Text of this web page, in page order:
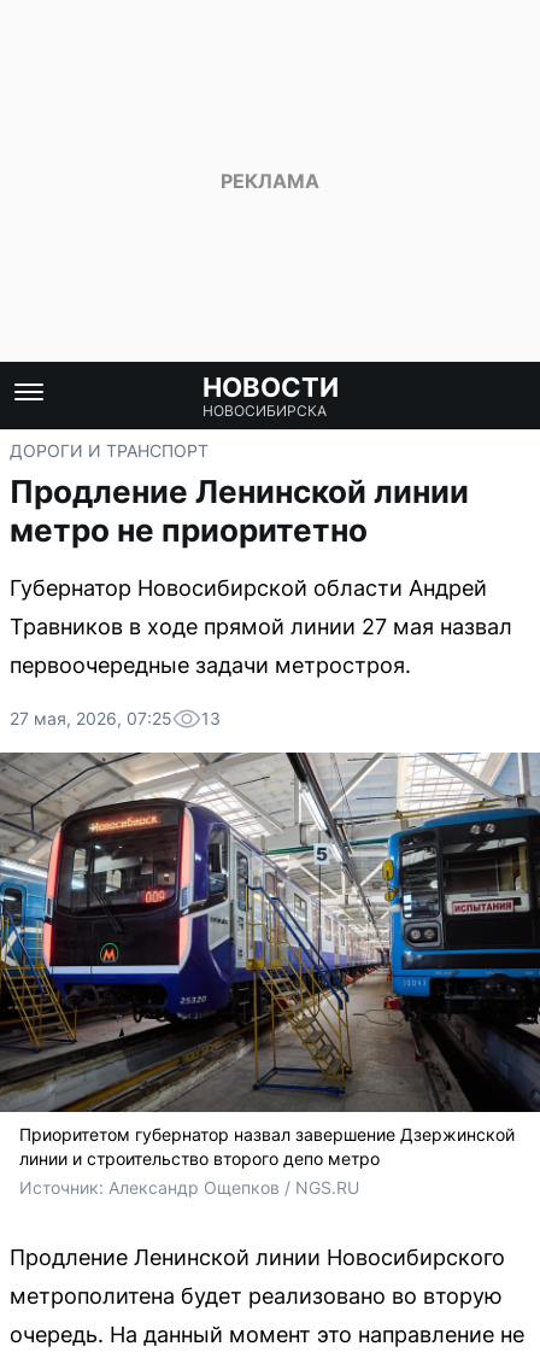
НОВОСТИ
НОВОСИБИРСКА
ДОРОГИ И ТРАНСПОРТ
Продление Ленинской линии
метро не приоритетно
Губернатор Новосибирской области Андрей
Травников в ходе прямой линии 27 мая назвал
первоочередные задачи метростроя.
27 мая, 2026, 07:25 13
Приоритетом губернатор назвал завершение Дзержинской
линии и строительство второго депо метро
Источник: Александр Ощепков / NGS.RU
Продление Ленинской линии Новосибирского
метрополитена будет реализовано во вторую
очередь. На данный момент это направление не